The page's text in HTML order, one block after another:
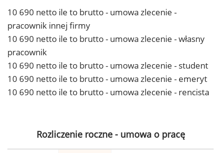
10 690 netto ile to brutto - umowa zlecenie -
pracownik innej firmy
10 690 netto ile to brutto - umowa zlecenie - własny
pracownik
10 690 netto ile to brutto - umowa zlecenie - student
10 690 netto ile to brutto - umowa zlecenie - emeryt
10 690 netto ile to brutto - umowa zlecenie - rencista
Rozliczenie roczne - umowa o pracę